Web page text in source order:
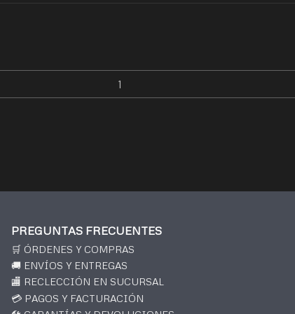
PREGUNTAS FRECUENTES
🛒 ÓRDENES Y COMPRAS
🚚 ENVÍOS Y ENTREGAS
🏬 RECLECCIÓN EN SUCURSAL
💳 PAGOS Y FACTURACIÓN